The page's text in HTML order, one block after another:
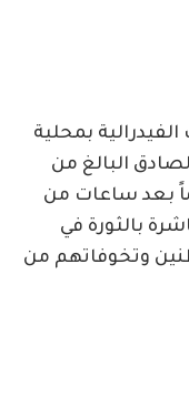
بمحلية
البالغ من
بعد ساعات من
بالثورة في
وتخوفاتهم من